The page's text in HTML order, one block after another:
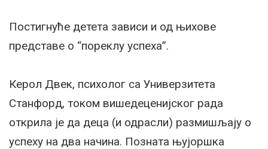
Постигнуће детета зависи и од њихове
представе о “пореклу успеха”.
Керол Двек, психолог са Универзитета
Станфорд, током вишедеценијског рада
открила је да деца (и одрасли) размишљају о
успеху на два начина. Позната њујоршка